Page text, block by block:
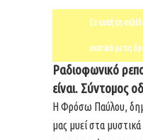
Σε αυτή τη
σχετικό με τις
Ραδιοφωνικό
είναι. Σύντομος
Η Φρόσω Παύλου,
μας μυεί στα